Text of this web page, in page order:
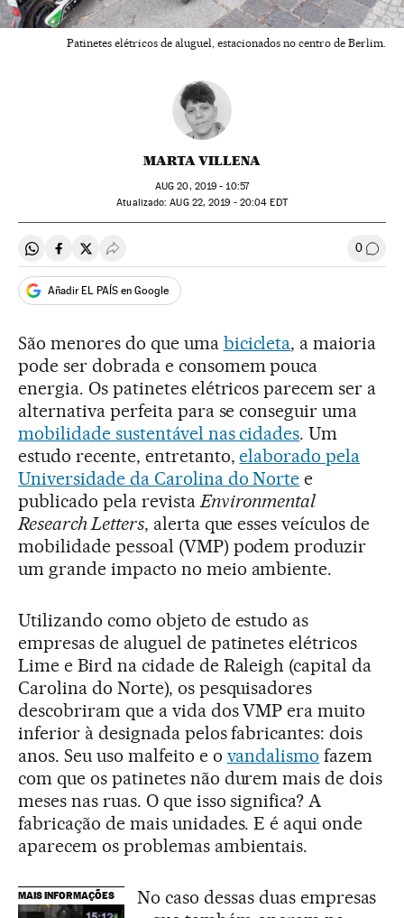
Patinetes elétricos de aluguel, estacionados no centro de Berlim.
MARTA VILLENA
AUG 20, 2019 - 10:57
atualizado: AUG22, 2019 - 20:04 EDT
Compartir en Whatsapp
Compartir en Facebook
Compartir en Twitter
Desplegar Redes Sociales 0
Añadir EL PAÍS en Google
São menores do que uma bicicleta, a maioria
pode ser dobrada e consomem pouca
energia. Os patinetes elétricos parecem ser a
alternativa perfeita para se conseguir uma
mobilidade sustentável nas cidades. Um
estudo recente, entretanto,elaborado pela
Universidade da Carolina do Norte e
publicado pela revistaEnvironmental
Research Letters, alerta que esses veículos de
mobilidade pessoal (VMP) podem produzir
um grande impacto no meio ambiente.
Utilizando como objeto de estudo as
empresas de aluguel de patinetes elétricos
Lime e Bird na cidade de Raleigh (capital da
Carolina do Norte), os pesquisadores
descobriram que a vida dos VMP era muito
inferior à designada pelos fabricantes: dois
anos. Seu uso malfeito e o vandalismo fazem
com que os patinetes não durem mais de dois
meses nas ruas. O que isso significa? A
fabricação de mais unidades. E é aqui onde
aparecem os problemas ambientais.
MAIS INFORMAÇÕES
No caso dessas duas empresas